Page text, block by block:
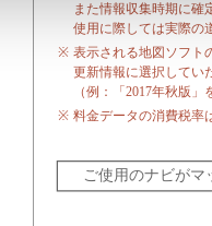
また情報収集時期に確
使用に際しては実際の
※ 表示される地図ソフト
更新情報に選択してい
（例：「2017年秋版
※ 料金データの消費税率
ご使用のナビがマ